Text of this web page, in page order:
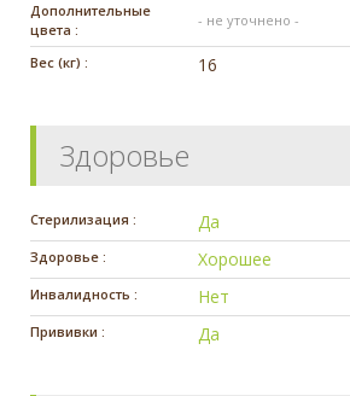
Дополнительные
цвета :
- не уточнено -
Вес (кг) : 16
Здоровье
Стерилизация : Да
Здоровье : Хорошее
Инвалидность : Нет
Прививки : Да